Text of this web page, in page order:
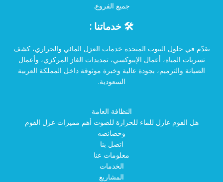
جميع الفروع.
🛠️ خدماتنا :
نقدّم في حلول البيوت المتحدة خدمات العزل المائي والحراري، كشف
تسربات المياه، أعمال الإيبوكسي، تمديدات الغاز المركزي، وأعمال
الصيانة والترميم، بجودة عالية وخبرة موثوقة داخل المملكة العربية
السعودية.
النظافة العامة
هل الفوم عازل للماء للحرارة للصوت أهم مميزات عزل الفوم
وخصائصه
اتصل بنا
معلومات عنا
الخدمات
المشاريع